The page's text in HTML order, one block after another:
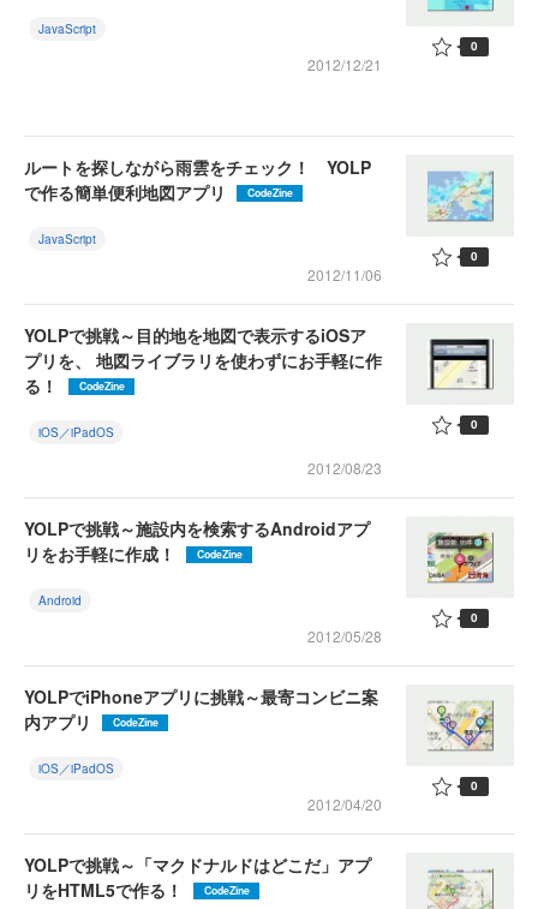
JavaScript
2012/12/21
0
ルートを探しながら雨雲をチェック！ YOLP
で作る簡単便利地図アプリ
CodeZine
JavaScript
2012/11/06
0
YOLPで挑戦～目的地を地図で表示するiOSア
プリを、 地図ライブラリを使わずにお手軽に作
る！
CodeZine
iOS／iPadOS
2012/08/23
0
YOLPで挑戦～施設内を検索するAndroidアプ
リをお手軽に作成！
CodeZine
Android
2012/05/28
0
YOLPでiPhoneアプリに挑戦～最寄コンビニ案
内アプリ
CodeZine
iOS／iPadOS
2012/04/20
0
YOLPで挑戦～「マクドナルドはどこだ」アプ
リをHTML5で作る！
CodeZine